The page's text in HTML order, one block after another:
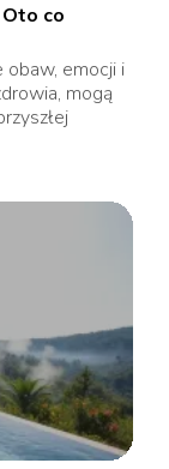
co
emocji i
mogą